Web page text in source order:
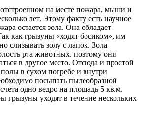
на месте пожара, мыши и
лет. Этому факту есть научное
остается зола. Она обладает
как грызуны «ходят босиком», им
слизывать золу с лапок. Зола
рта животных, поэтому они
в другое место. Отсюда и простой
в сухом погребе и внутри
посыпать пылеобразной
одно ведро на площадь 5 кв.м.
грызуны уходят в течение нескольких